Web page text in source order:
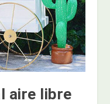
aire libre